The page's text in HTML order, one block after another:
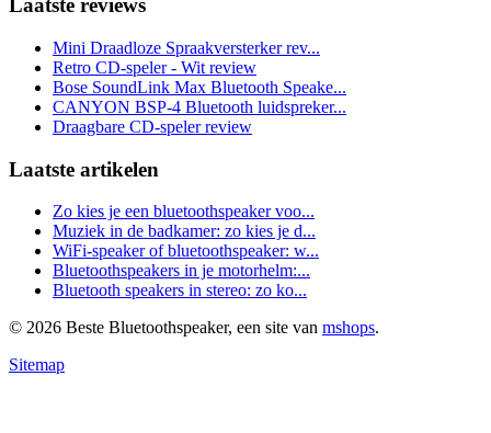
Laatste reviews
Mini Draadloze Spraakversterker rev...
Retro CD-speler - Wit review
Bose SoundLink Max Bluetooth Speake...
CANYON BSP-4 Bluetooth luidspreker...
Draagbare CD-speler review
Laatste artikelen
Zo kies je een bluetoothspeaker voo...
Muziek in de badkamer: zo kies je d...
WiFi-speaker of bluetoothspeaker: w...
Bluetoothspeakers in je motorhelm:...
Bluetooth speakers in stereo: zo ko...
© 2026 Beste Bluetoothspeaker, een site van mshops.
Sitemap